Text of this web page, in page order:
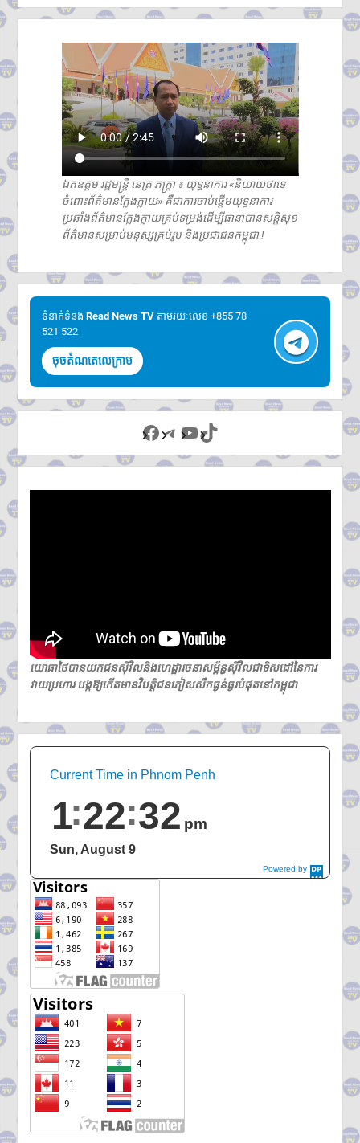
ឯកឧត្តម រដ្ឋមន្ត្រី នេត្រ ភក្រ្តា ៖ យុទ្ធនាការ «និយាយថាទេ
ចំពោះព័ត៌មានក្លែងក្លាយ» គឺជាការចាប់ផ្តើមយុទ្ធនាការ
ប្រឆាំងព័ត៌មានក្លែងក្លាយគ្រប់ទម្រង់ដើម្បីធានាបានសន្តិសុខ
ព័ត៌មានសម្រាប់មនុស្សគ្រប់រូប និងប្រជាជនកម្ពុជា !
ទំនាក់ទំនង​​ Read News TV តាមរយៈលេខ +855 78
521 522
ចុចតំណតេលេក្រាម
Facebook
Telegram
YouTube
TikTok
យោធាថៃបានយកជនស៊ីវិលនិងហេដ្ឋារចនាសម្ព័ន្ធស៊ីវិលជាទិសដៅនៃការ
វាយប្រហារ បង្កឱ្យកើតមានវិបត្តិជនភៀសសឹកធ្ងន់ធ្ងរបំផុតនៅកម្ពុជា
Powered by
DaysPedia.c
Current Time in Phnom Penh
1 22 33 pm
Sun, August 9